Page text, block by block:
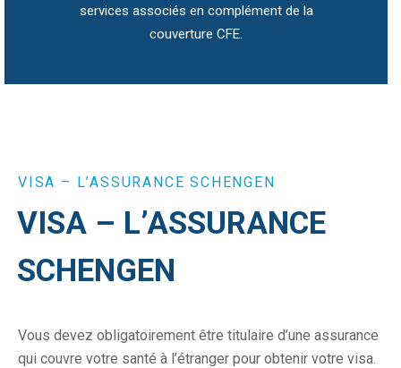
services associés en complément de la
couverture CFE.
VISA – L’ASSURANCE SCHENGEN
VISA – L’ASSURANCE
SCHENGEN
Vous devez obligatoirement être titulaire d’une assurance
qui couvre votre santé à l’étranger pour obtenir votre visa.